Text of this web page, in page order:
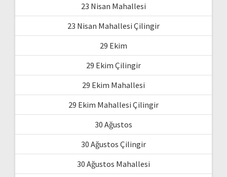
23 Nisan Mahallesi
23 Nisan Mahallesi Çilingir
29 Ekim
29 Ekim Çilingir
29 Ekim Mahallesi
29 Ekim Mahallesi Çilingir
30 Ağustos
30 Ağustos Çilingir
30 Ağustos Mahallesi